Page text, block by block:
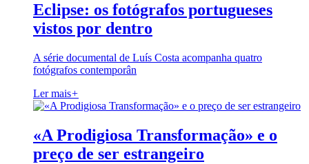
Eclipse: os fotógrafos portugueses
vistos por dentro
A série documental de Luís Costa acompanha quatro
fotógrafos contemporân
Ler mais+
«A Prodigiosa Transformação» e o
preço de ser estrangeiro